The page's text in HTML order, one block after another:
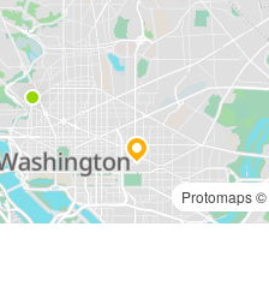
Protomaps©